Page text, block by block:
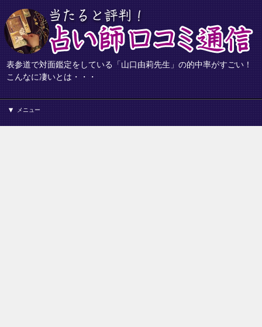
表参道で対面鑑定をしている「山口由莉先生」の的中率がすごい！
こんなに凄いとは・・・
メニュー